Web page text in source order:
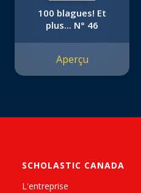
100 blagues! Et
plus... N° 46
Aperçu
SCHOLASTIC CANADA
L'entreprise